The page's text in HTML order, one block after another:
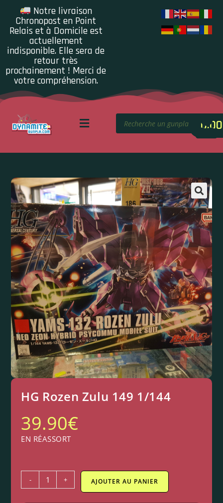
Notre livraison
Chronopost en Point
Relais et à Domicile est
actuellement
indisponible. Elle sera de
retour très
prochainement ! Merci de
votre compréhension.
0.00
HG Rozen Zulu 149 1/144
39.90€
EN RÉASSORT
- + AJOUTER AU PANIER